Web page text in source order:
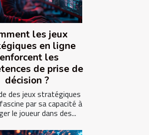
les jeux
en ligne
les
de prise de
décision ?
des jeux stratégiques
par sa capacité à
le joueur dans des...